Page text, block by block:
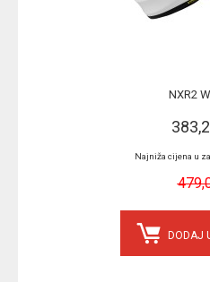
NXR2
Najniža cijena u
DODAJ